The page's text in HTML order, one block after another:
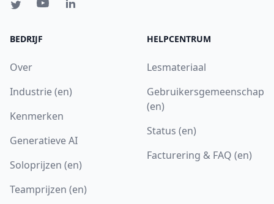
BEDRIJF
Over
Industrie (en)
Kenmerken
Generatieve AI
Soloprijzen (en)
Teamprijzen (en)
HELPCENTRUM
Lesmateriaal
Gebruikersgemeenschap
(en)
Status (en)
Facturering & FAQ (en)